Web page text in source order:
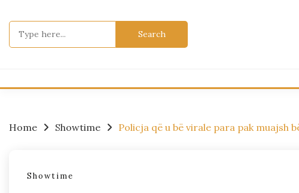
to
content
Home Showtime Policja që u bë virale para pak muajsh
Showtime